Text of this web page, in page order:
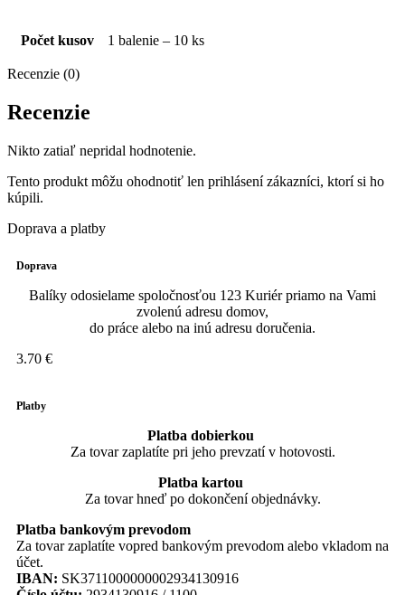
Počet kusov 1 balenie – 10 ks
Recenzie (0)
Recenzie
Nikto zatiaľ nepridal hodnotenie.
Tento produkt môžu ohodnotiť len prihlásení zákazníci, ktorí si ho
kúpili.
Doprava a platby
Doprava
Balíky odosielame spoločnosťou 123 Kuriér priamo na Vami
zvolenú adresu domov,
do práce alebo na inú adresu doručenia.
3.70 €
Platby
Platba dobierkou
Za tovar zaplatíte pri jeho prevzatí v hotovosti.
Platba kartou
Za tovar hneď po dokončení objednávky.
Platba bankovým prevodom
Za tovar zaplatíte vopred bankovým prevodom alebo vkladom na
účet.
IBAN: SK3711000000002934130916